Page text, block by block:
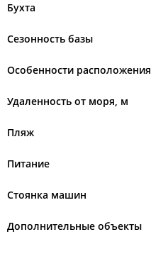
Бухта
Сезонность базы
Особенности расположения
Удаленность от моря, м
Пляж
Питание
Стоянка машин
Дополнительные объекты